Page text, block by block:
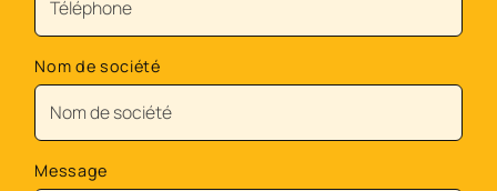
Nom de société
Message